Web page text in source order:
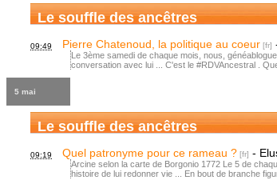
Le souffle des ancêtres
09:49 Pierre Chatenoud, la politique au coeur
Le 3ème samedi de chaque mois, nous,
conversation avec lui ... C'est le #RDVAncestral .
5 mai
Le souffle des ancêtres
09:19 Quel patronyme pour ce rameau ? -
Arcine selon la carte de Borgonio 1772 Le 5 de
histoire de lui redonner vie ... En bout de branche